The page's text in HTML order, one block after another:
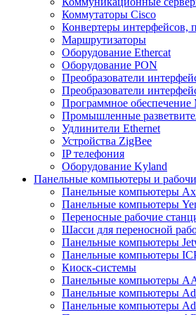
Коммутаторы Cisco
Конвертеры интерфейсов,
Маршрутизаторы
Оборудование Ethercat
Оборудование PON
Преобразователи
Преобразователи
Программное
Промышленные
Удлинители Ethernet
Устройства ZigBee
IP телефония
Оборудование Kyland
Панельные компьютеры и
Панельные компьютеры
Панельные компьютеры
Переносные рабочие
Шасси для переносной
Панельные компьютеры
Панельные компьютеры
Киоск-системы
Панельные компьютеры
Панельные компьютеры
Панельные компьютеры